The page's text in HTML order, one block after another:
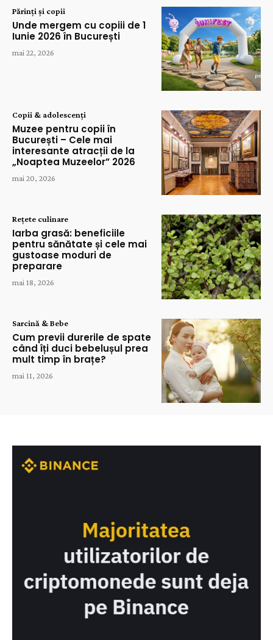
Părinți și copii
Unde mergem cu copiii de 1
Iunie 2026 în București
mai 22, 2026
Copii & adolescenți
Muzee pentru copii în
București – Cele mai
interesante atracții de la
„Noaptea Muzeelor” 2026
mai 20, 2026
Rețete culinare
Iarba grasă: beneficiile
pentru sănătate și cele mai
gustoase moduri de
preparare
mai 18, 2026
Sarcină & Bebe
Cum previi durerile de spate
când îți duci bebelușul prea
mult timp în brațe?
mai 11, 2026